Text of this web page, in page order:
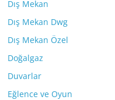
Dış Mekan
Dış Mekan Dwg
Dış Mekan Özel
Doğalgaz
Duvarlar
Eğlence ve Oyun